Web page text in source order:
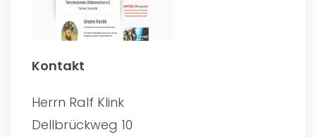
Kontakt
Herrn Ralf Klink
Dellbrückweg 10